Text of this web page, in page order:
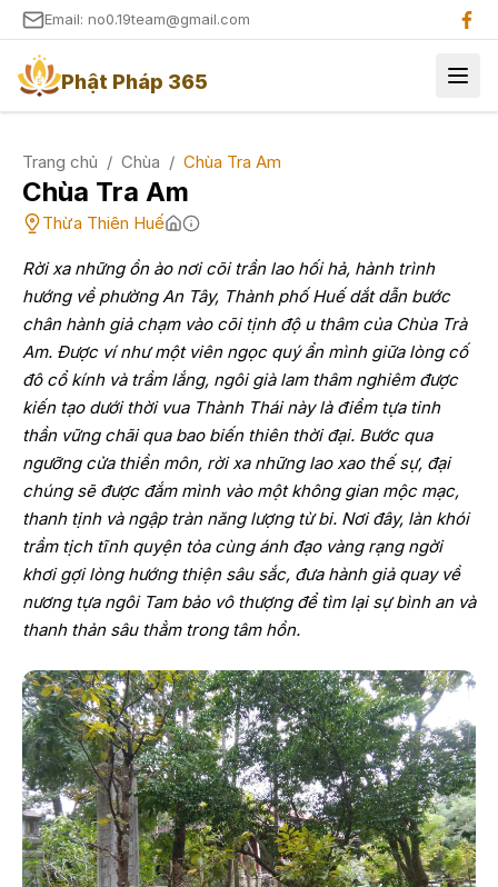
Email: no0.19team@gmail.com
Phật Pháp 365
Trang chủ / Chùa / Chùa Tra Am
Chùa Tra Am
Thừa Thiên Huế
Rời xa những ồn ào nơi cõi trần lao hối hả, hành trình
hướng về phường An Tây, Thành phố Huế dắt dẫn bước
chân hành giả chạm vào cõi tịnh độ u thâm của Chùa Trà
Am. Được ví như một viên ngọc quý ẩn mình giữa lòng cố
đô cổ kính và trầm lắng, ngôi già lam thâm nghiêm được
kiến tạo dưới thời vua Thành Thái này là điểm tựa tinh
thần vững chãi qua bao biến thiên thời đại. Bước qua
ngưỡng cửa thiền môn, rời xa những lao xao thế sự, đại
chúng sẽ được đắm mình vào một không gian mộc mạc,
thanh tịnh và ngập tràn năng lượng từ bi. Nơi đây, làn khói
trầm tịch tĩnh quyện tỏa cùng ánh đạo vàng rạng ngời
khơi gợi lòng hướng thiện sâu sắc, đưa hành giả quay về
nương tựa ngôi Tam bảo vô thượng để tìm lại sự bình an và
thanh thản sâu thẳm trong tâm hồn.